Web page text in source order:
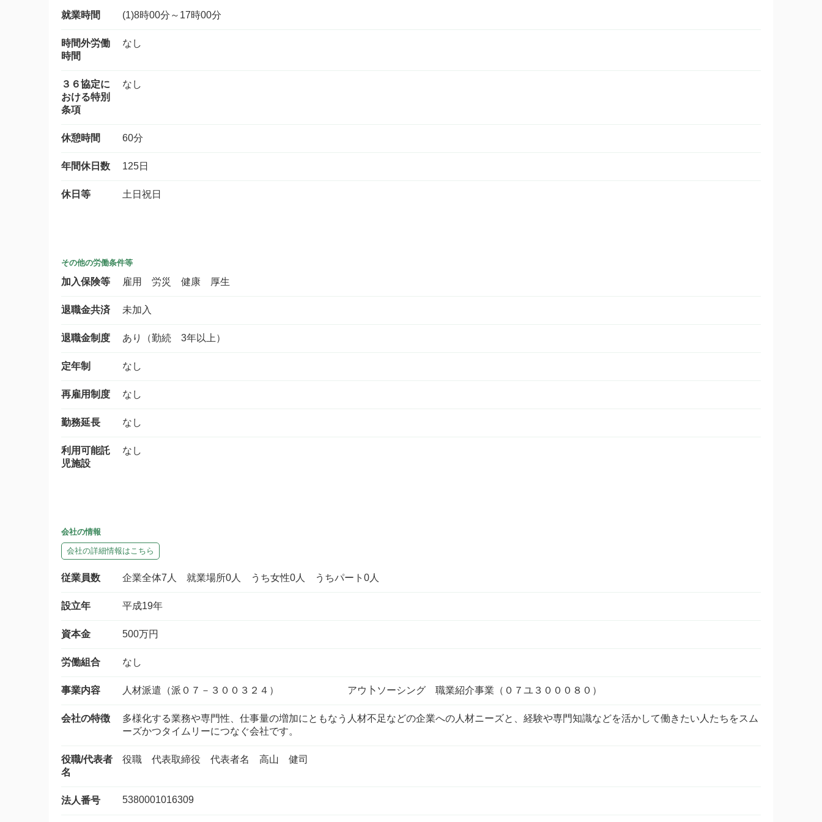
就業時間 (1)8時00分～17時00分
時間外労働
時間
なし
３６協定に
おける特別
条項
なし
休憩時間 60分
年間休日数 125日
休日等 土日祝日
その他の労働条件等
加入保険等 雇用 労災 健康 厚生
退職金共済 未加入
退職金制度 あり（勤続 3年以上）
定年制 なし
再雇用制度 なし
勤務延長 なし
利用可能託
児施設
なし
会社の情報
会社の詳細情報はこちら
従業員数 企業全体7人 就業場所0人 うち女性0人 うちパート0人
設立年 平成19年
資本金 500万円
労働組合 なし
事業内容 人材派遣（派０７－３００３２４） アウ卜ソーシング 職業紹介事業（０７ユ３０００８０）
会社の特徴
多様化する業務や専門性、仕事量の増加にともなう人材不足などの企業への人材ニーズと、経験や専門知識などを活かして働きたい人たちをスム
ーズかつタイムリーにつなぐ会社です。
役職/代表者
名
役職 代表取締役 代表者名 高山 健司
法人番号 5380001016309